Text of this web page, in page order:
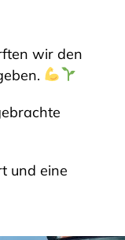
wir den
und eine